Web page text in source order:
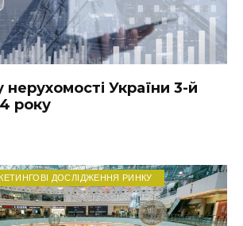
нерухомості України 3-й
року
ДОСЛІДЖЕННЯ РИНКУ